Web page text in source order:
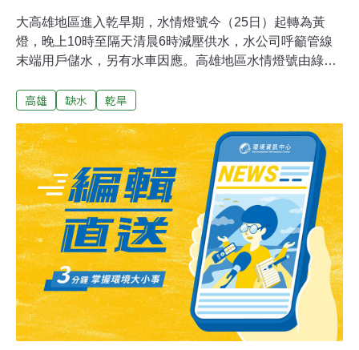
大高雄地區進入乾旱期，水情燈號今（25日）起轉為黃
燈，晚上10時至隔天清晨6時減壓供水，水公司呼籲管線
末端用戶儲水，另有水車因應。高雄地區水情燈號由綠燈
送支援台南每日至少5萬噸用水，但仍呼籲民眾要節約用
出，高屏溪攔河堰24日的平均水流量約8.16cms（每秒立
方公尺）比歷年同期平均20cms少，也不及去年同期
12.58cms。目前的平均流量已是攔河堰營運22年來最低流
量。不過，他指出，因為高屏溪沿岸已開發啟用7處伏流
水井，每日最大供水可達70萬噸水量，目前取水量約50萬
噸。
高雄 缺水 乾旱